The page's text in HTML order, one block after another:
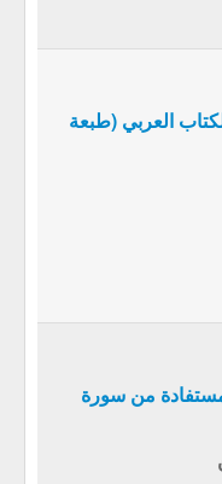
العربي (طبعة
من سورة